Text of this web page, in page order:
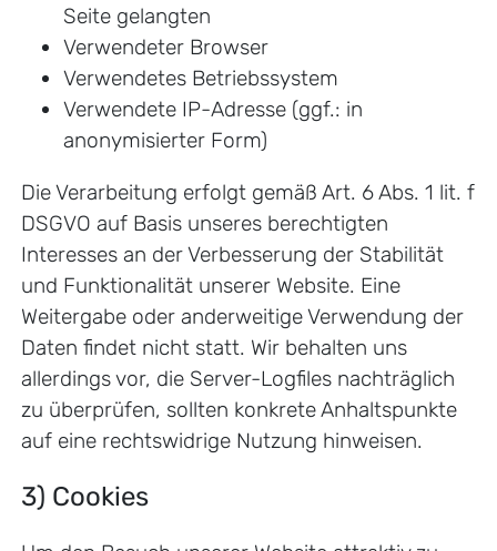
Seite gelangten
Verwendeter Browser
Verwendetes Betriebssystem
Verwendete IP-Adresse (ggf.: in
anonymisierter Form)
Die Verarbeitung erfolgt gemäß Art. 6 Abs. 1 lit. f
DSGVO auf Basis unseres berechtigten
Interesses an der Verbesserung der Stabilität
und Funktionalität unserer Website. Eine
Weitergabe oder anderweitige Verwendung der
Daten findet nicht statt. Wir behalten uns
allerdings vor, die Server-Logfiles nachträglich
zu überprüfen, sollten konkrete Anhaltspunkte
auf eine rechtswidrige Nutzung hinweisen.
3) Cookies